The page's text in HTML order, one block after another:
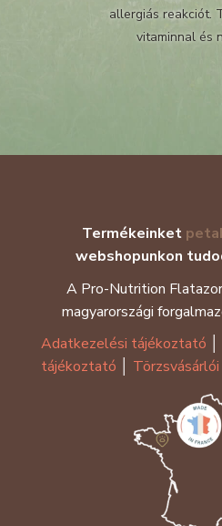
allergiás reakciót.
vitaminnal és
Termékeinket
webshopunkon
A Pro-Nutrition
magyarországi
Adatkezelési tájékoztató
tájékoztató